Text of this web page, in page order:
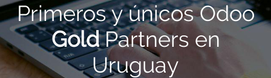
Primeros y únicos Odoo
GoldPartners en
Uruguay